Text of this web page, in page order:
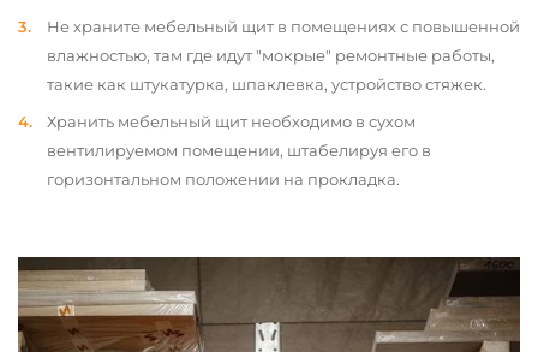
Не храните мебельный щит в помещениях с повышенной
влажностью, там где идут "мокрые" ремонтные работы,
такие как штукатурка, шпаклевка, устройство стяжек.
Хранить мебельный щит необходимо в сухом
вентилируемом помещении, штабелируя его в
горизонтальном положении на прокладка.